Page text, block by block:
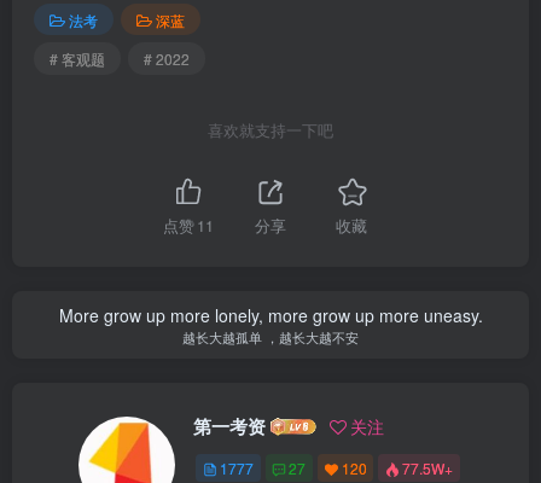
法考
深蓝
# 客观题
# 2022
喜欢就支持一下吧
点赞11 分享 收藏
More grow up more lonely, more grow up more uneasy.
越长大越孤单 ，越长大越不安
第一考资 关注
1777 27 120 77.5W+